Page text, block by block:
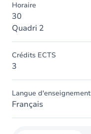
Horaire
30
Quadri 2
Crédits ECTS
3
Langue d'enseignement
Français